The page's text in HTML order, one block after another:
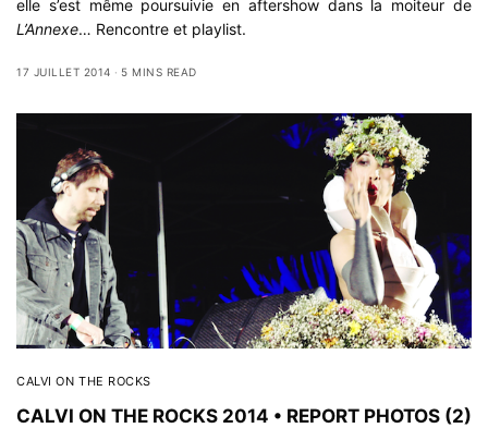
elle s’est même poursuivie en aftershow dans la moiteur de
L’Annexe… Rencontre et playlist.
17 JUILLET 2014 5 MINS READ
CALVI ON THE ROCKS
CALVI ON THE ROCKS 2014 • REPORT PHOTOS (2)